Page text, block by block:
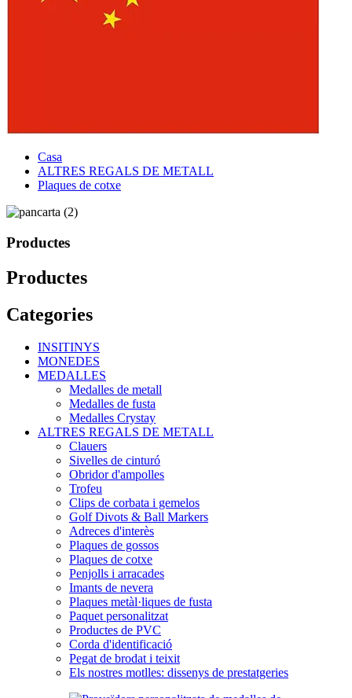
Casa
ALTRES REGALS DE METALL
Plaques de cotxe
Productes
Productes
Categories
INSITINYS
MONEDES
MEDALLES
Medalles de metall
Medalles de fusta
Medalles Crystay
ALTRES REGALS DE METALL
Clauers
Sivelles de cinturó
Obridor d'ampolles
Trofeu
Clips de corbata i gemelos
Golf Divots & Ball Markers
Adreces d'interès
Plaques de gossos
Plaques de cotxe
Penjolls i arracades
Imants de nevera
Plaques metàl·liques de fusta
Paquet personalitzat
Productes de PVC
Corda d'identificació
Pegat de brodat i teixit
Els nostres motlles: dissenys de prestatgeries